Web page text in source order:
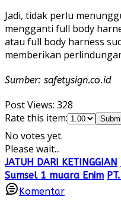
Jadi, tidak perlu
mengganti full body
atau full body harness
memberikan
Sumber: safetysign.co.id
Post Views: 328
Rate this item:
No votes yet.
Please wait...
JATUH DARI KETINGGIAN
Sumsel 1 muara Enim
Komentar